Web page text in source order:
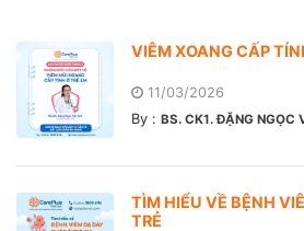
VIÊM XOANG CẤP
11/03/2026
By : BS. CK1. ĐẶNG NGỌC
TÌM HIỂU VỀ BỆNH
TRẺ